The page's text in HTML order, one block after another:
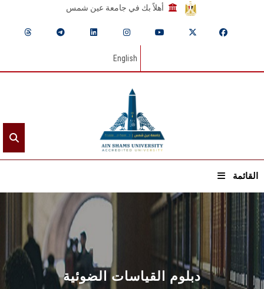
أهلاً بك في جامعة عين شمس
English
القائمة
عن الجامعة
القطاعـات دبلوم القياسات الضوئية